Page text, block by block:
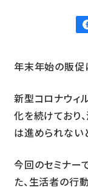
年末年始の販促
新型コロナウィ
化を続けており
は進められない
今回のセミナー
た、生活者の行